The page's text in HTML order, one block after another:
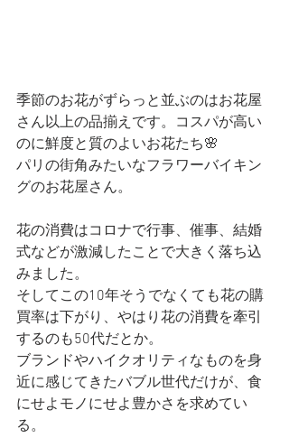
季節のお花がずらっと並ぶのはお花屋
さん以上の品揃えです。コスパが高い
のに鮮度と質のよいお花たち🌸
パリの街角みたいなフラワーバイキン
グのお花屋さん。
花の消費はコロナで行事、催事、結婚
式などが激減したことで大きく落ち込
みました。
そしてこの10年そうでなくても花の購
買率は下がり、やはり花の消費を牽引
するのも50代だとか。
ブランドやハイクオリティなものを身
近に感じてきたバブル世代だけが、食
にせよモノにせよ豊かさを求めてい
る。